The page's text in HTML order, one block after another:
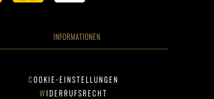
INFORMATIONEN
COOKIE-EINSTELLUNGEN
WIDERRUFSRECHT